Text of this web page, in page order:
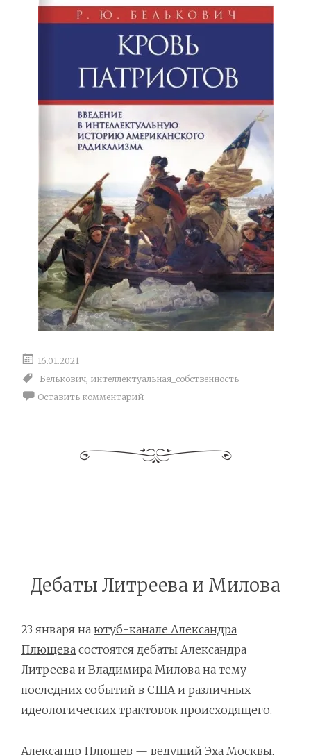
16.01.2021
Белькович интеллектуальная_собственность
Оставить комментарий
Дебаты Литреева и Милова
23 января на ютуб-канале Александра
Плющева состоятся дебаты Александра
Литреева и Владимира Милова на тему
последних событий в США и различных
идеологических трактовок происходящего.
Александр Плющев — ведущий Эха Москвы,